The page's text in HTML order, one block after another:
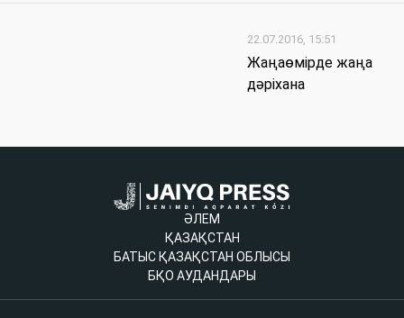
22.07.2016, 15:51
Жаңаөмірде жаңа
дәріхана
ӘЛЕМ
ҚАЗАҚСТАН
БАТЫС ҚАЗАҚСТАН ОБЛЫСЫ
БҚО АУДАНДАРЫ